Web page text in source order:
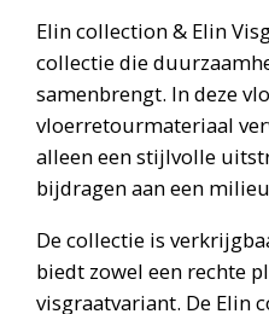
Elin collection & Elin
collectie die
samenbrengt. In deze
vloerretourmateriaal
alleen een stijlvolle
bijdragen aan een
De collectie is
biedt zowel een rechte
visgraatvariant. De Elin